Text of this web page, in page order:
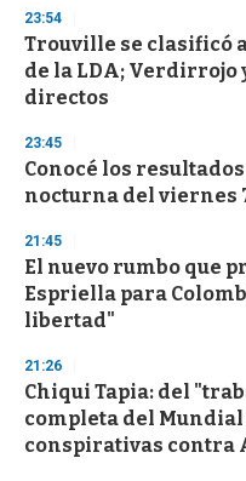
23:54
Trouville se clasificó
de la LDA; Verdirrojo
directos
23:45
Conocé los
nocturna del viernes
21:45
El nuevo rumbo que
Espriella para
libertad"
21:26
Chiqui Tapia: del
completa del Mundial
conspirativas contra